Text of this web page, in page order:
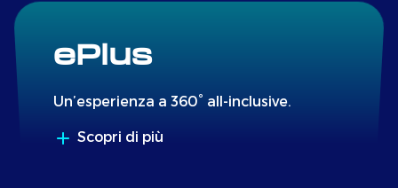
ePlus
Un’esperienza a 360° all-inclusive.
Scopri di più